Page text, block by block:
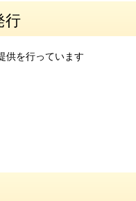
行
供を行っています